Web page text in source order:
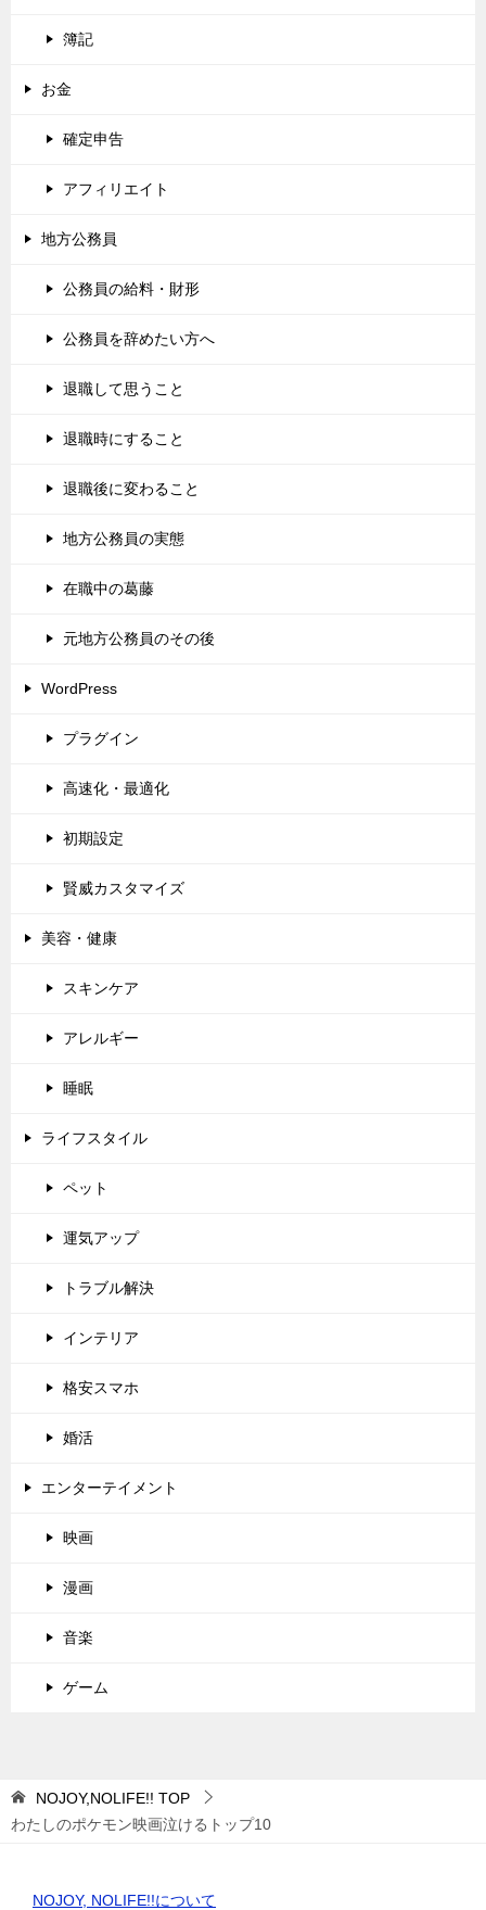
簿記
お金
確定申告
アフィリエイト
地方公務員
公務員の給料・財形
公務員を辞めたい方へ
退職して思うこと
退職時にすること
退職後に変わること
地方公務員の実態
在職中の葛藤
元地方公務員のその後
WordPress
プラグイン
高速化・最適化
初期設定
賢威カスタマイズ
美容・健康
スキンケア
アレルギー
睡眠
ライフスタイル
ペット
運気アップ
トラブル解決
インテリア
格安スマホ
婚活
エンターテイメント
映画
漫画
音楽
ゲーム
NOJOY,NOLIFE!! TOP
わたしのポケモン映画泣けるトップ10
NOJOY, NOLIFE!!について